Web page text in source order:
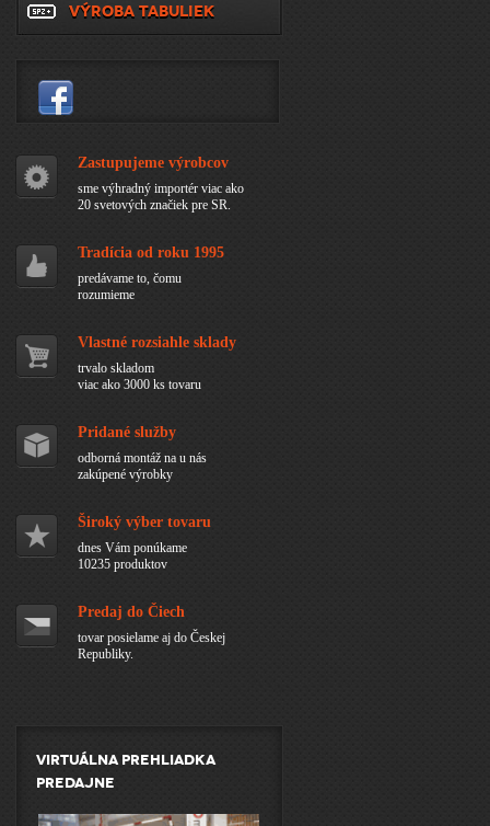
VÝROBA TABULIEK
Zastupujeme výrobcov
sme výhradný importér viac ako
20 svetových značiek pre SR.
Tradícia od roku 1995
predávame to, čomu
rozumieme
Vlastné rozsiahle sklady
trvalo skladom
viac ako 3000 ks tovaru
Pridané služby
odborná montáž na u nás
zakúpené výrobky
Široký výber tovaru
dnes Vám ponúkame
10235 produktov
Predaj do Čiech
tovar posielame aj do Českej
Republiky.
Virtuálna prehliadka
predajne